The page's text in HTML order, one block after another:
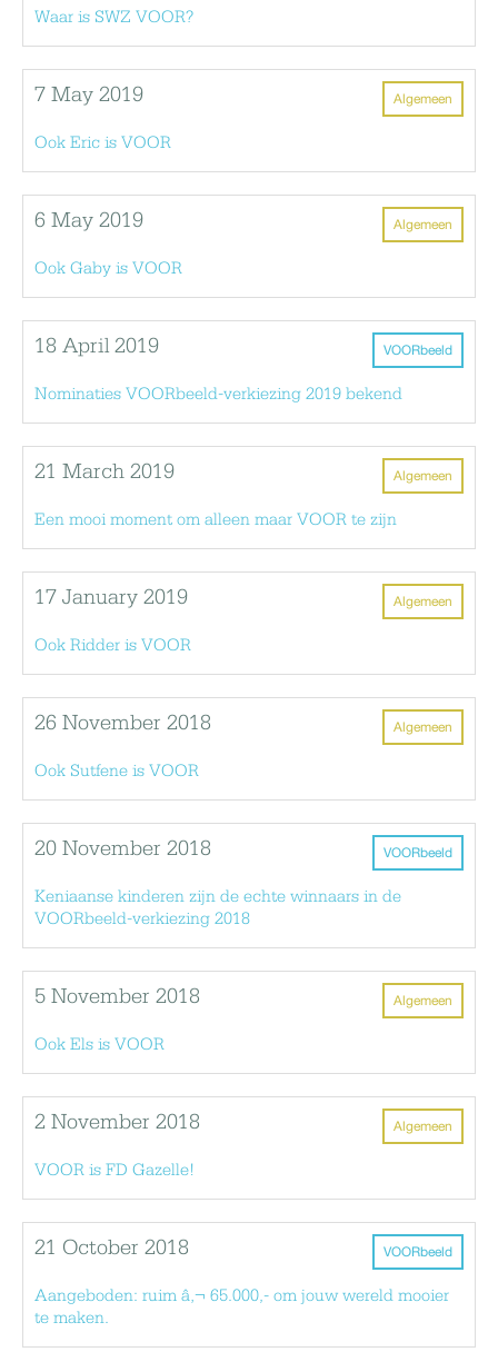
Waar is SWZ VOOR?
Algemeen
7 May 2019
Ook Eric is VOOR
Algemeen
6 May 2019
Ook Gaby is VOOR
VOORbeeld
18 April 2019
Nominaties VOORbeeld-verkiezing 2019 bekend
Algemeen
21 March 2019
Een mooi moment om alleen maar VOOR te zijn
Algemeen
17 January 2019
Ook Ridder is VOOR
Algemeen
26 November 2018
Ook Sutfene is VOOR
VOORbeeld
20 November 2018
Keniaanse kinderen zijn de echte winnaars in de
VOORbeeld-verkiezing 2018
Algemeen
5 November 2018
Ook Els is VOOR
Algemeen
2 November 2018
VOOR is FD Gazelle!
VOORbeeld
21 October 2018
Aangeboden: ruim â‚¬ 65.000,- om jouw wereld mooier
te maken.